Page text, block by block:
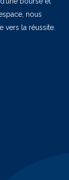
nous
vers la réussite.